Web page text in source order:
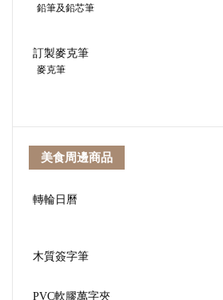
鉛筆及鉛芯筆
訂製麥克筆
麥克筆
美食周邊商品
轉輪日曆
木質簽字筆
PVC軟膠萬字夾